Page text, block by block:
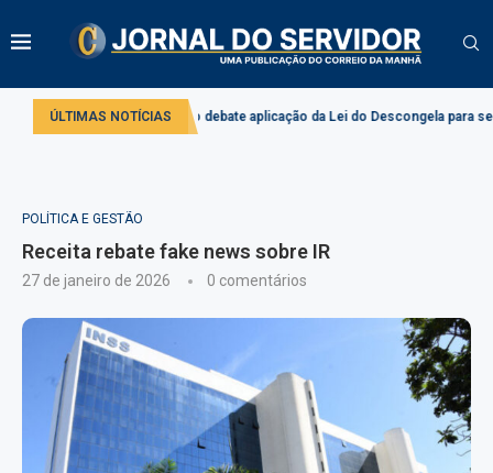
ÚLTIMAS NOTÍCIAS
Comissão debate aplicação da Lei do Descongela para servidores
POLÍTICA E GESTÃO
Receita rebate fake news sobre IR
27 de janeiro de 2026 0 comentários